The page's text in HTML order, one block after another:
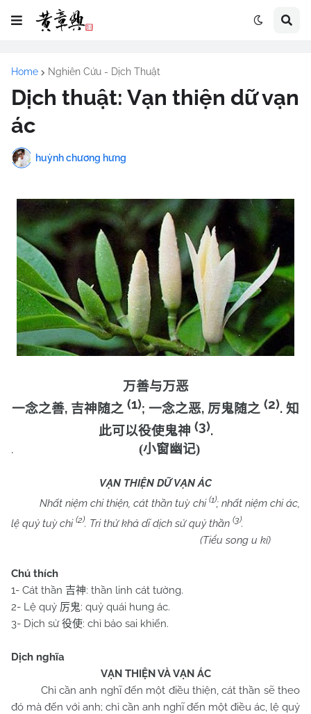
Home Nghiên Cứu - Dịch Thuật
Dịch thuật: Vạn thiện dữ vạn
ác
huỳnh chương hưng
万善与万恶
一念之善, 吉神随之 (1); 一念之恶, 厉鬼随之 (2). 知
此可以役使鬼神 (3).
. (小窗幽记)
VẠN THIỆN DỮ VẠN ÁC
Nhất niệm chi thiện, cát thần tuỳ chi (1); nhất niệm chi ác,
lệ quỷ tuỳ chi (2). Tri thử khả dĩ dịch sử quỷ thần (3).
(Tiểu song u kí)
Chú thích
1- Cát thần 吉神: thần linh cát tường.
2- Lệ quỷ 厉鬼: quỷ quái hung ác.
3- Dịch sử役使: chỉ bảo sai khiến.
Dịch nghĩa
VẠN THIỆN VÀ VẠN ÁC
Chỉ cần anh nghĩ đến một điều thiện, cát thần sẽ theo
đó mà đến với anh; chỉ cần anh nghĩ đến một điều ác, lệ quỷ